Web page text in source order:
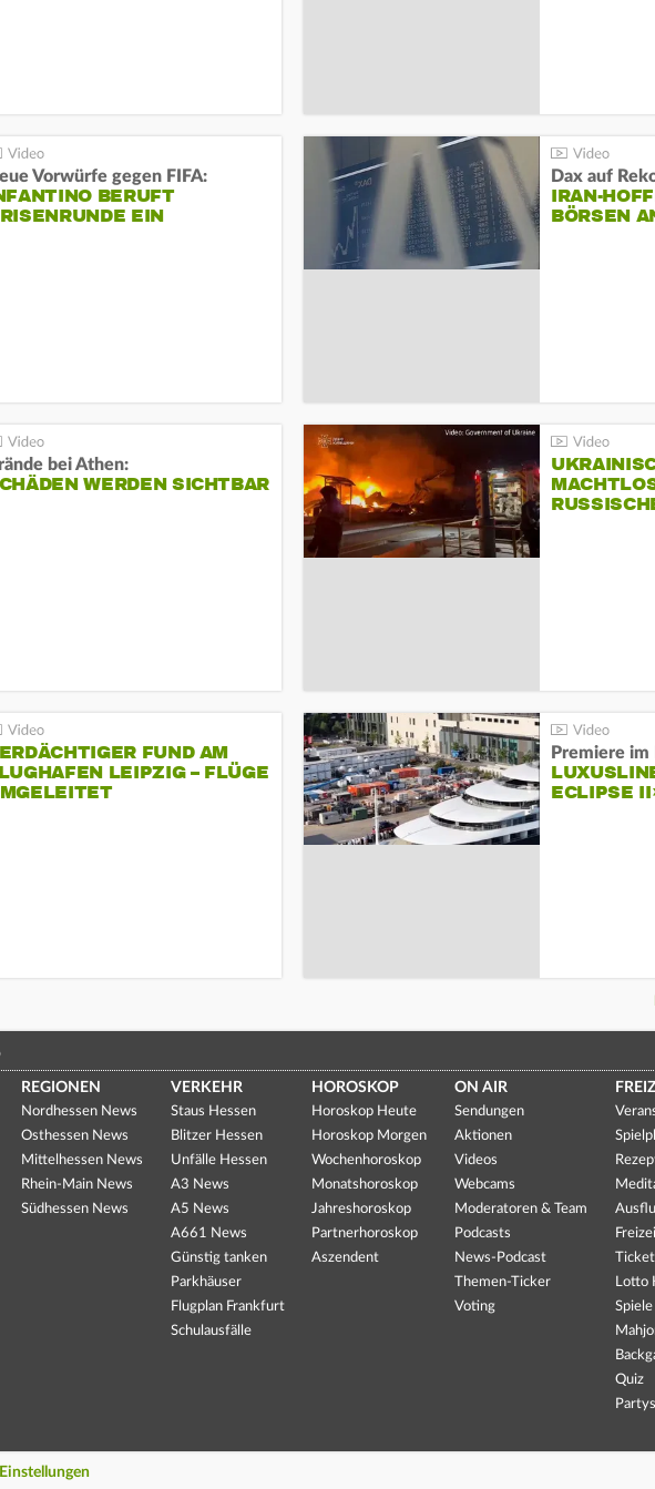
Vorwürfe gegen FIFA:
BERUFT
EIN
Dax auf
IRAN-
BÖRSEN
bei Athen:
WERDEN SICHTBAR
FUND AM
LEIPZIG – FLÜGE
Premiere im
ECLIPSE
REGIONEN
Nordhessen News
Osthessen News
Mittelhessen News
Rhein-Main News
Südhessen News
VERKEHR
Staus Hessen
Blitzer Hessen
Unfälle Hessen
A3 News
A5 News
A661 News
Günstig tanken
Parkhäuser
Flugplan Frankfurt
Schulausfälle
HOROSKOP
Horoskop Heute
Horoskop Morgen
Wochenhoroskop
Monatshoroskop
Jahreshoroskop
Partnerhoroskop
Aszendent
ON AIR
Sendungen
Aktionen
Videos
Webcams
Moderatoren & Team
Podcasts
News-Podcast
Themen-Ticker
Voting
Lotto
Spiele
Quiz
Partys